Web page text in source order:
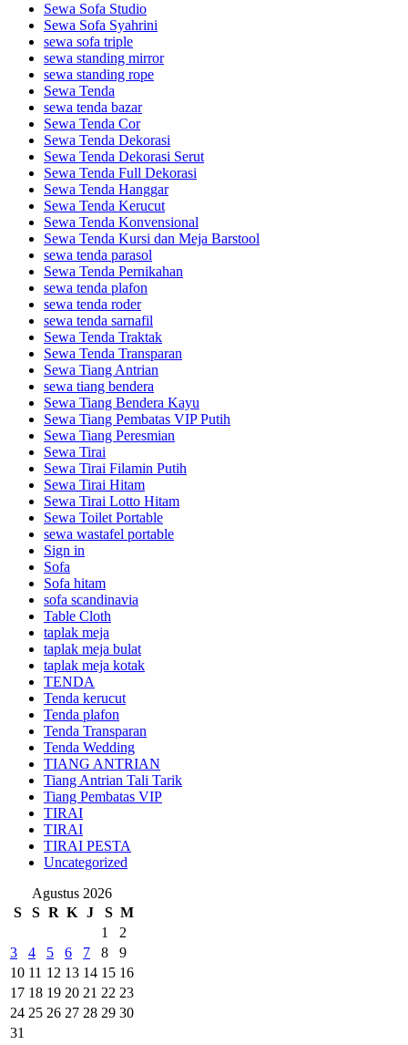
Sewa Sofa Studio
Sewa Sofa Syahrini
sewa sofa triple
sewa standing mirror
sewa standing rope
Sewa Tenda
sewa tenda bazar
Sewa Tenda Cor
Sewa Tenda Dekorasi
Sewa Tenda Dekorasi Serut
Sewa Tenda Full Dekorasi
Sewa Tenda Hanggar
Sewa Tenda Kerucut
Sewa Tenda Konvensional
Sewa Tenda Kursi dan Meja Barstool
sewa tenda parasol
Sewa Tenda Pernikahan
sewa tenda plafon
sewa tenda roder
sewa tenda sarnafil
Sewa Tenda Traktak
Sewa Tenda Transparan
Sewa Tiang Antrian
sewa tiang bendera
Sewa Tiang Bendera Kayu
Sewa Tiang Pembatas VIP Putih
Sewa Tiang Peresmian
Sewa Tirai
Sewa Tirai Filamin Putih
Sewa Tirai Hitam
Sewa Tirai Lotto Hitam
Sewa Toilet Portable
sewa wastafel portable
Sign in
Sofa
Sofa hitam
sofa scandinavia
Table Cloth
taplak meja
taplak meja bulat
taplak meja kotak
TENDA
Tenda kerucut
Tenda plafon
Tenda Transparan
Tenda Wedding
TIANG ANTRIAN
Tiang Antrian Tali Tarik
Tiang Pembatas VIP
TIRAI
TIRAI
TIRAI PESTA
Uncategorized
Agustus 2026
S
S R K J S M
1
2
3
4 5 6 7 8
9
10 11 12 13 14 15 16
17 18 19 20 21 22 23
24 25 26 27 28 29 30
31